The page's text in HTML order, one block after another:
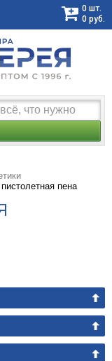
0 шт.
0 руб.
пена